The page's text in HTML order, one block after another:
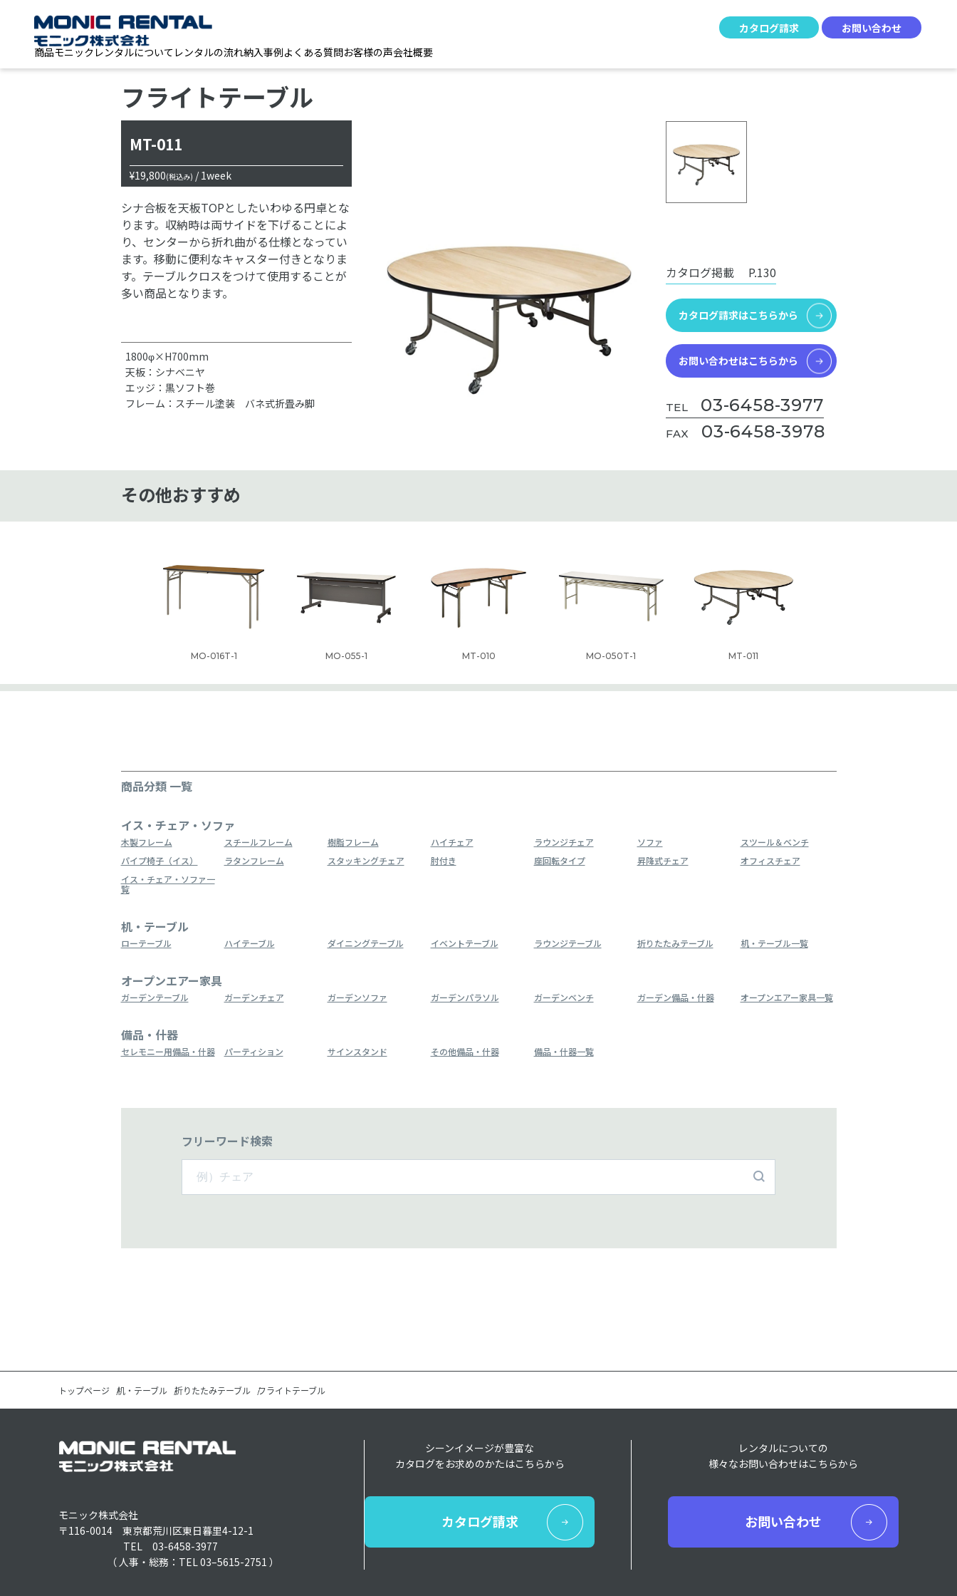
カタログ請求
お問い合わせ
商品モニックレンタルについて レンタルの流れ納入事例よくある質問お客様の声会社概要
フライトテーブル
MT-011
¥19,800(税込み) / 1week
シナ合板を天板TOPとしたいわゆる円卓とな
ります。収納時は両サイドを下げることによ
り、センターから折れ曲がる仕様となってい
ます。移動に便利なキャスター付きとなりま
す。テーブルクロスをつけて使用することが
多い商品となります。
1800φ×H700mm
天板：シナベニヤ
エッジ：黒ソフト巻
フレーム：スチール塗装 バネ式折畳み脚
カタログ掲載 P.130
カタログ請求はこちらから
お問い合わせはこちらから
TEL 03-6458-3977
FAX 03-6458-3978
その他おすすめ
MO-016T-1 MO-055-1 MT-010 MO-050T-1 MT-011
商品分類 一覧
イス・チェア・ソファ
木製フレーム スチールフレーム 樹脂フレーム ハイチェア ラウンジチェア ソファ
スツール＆ベンチ
パイプ椅子（イス）
ラタンフレーム スタッキングチェア 肘付き 座回転タイプ 昇降式チェア
オフィスチェア
イス・チェア・ソファ一
覧
机・テーブル
ローテーブル ハイテーブル ダイニングテーブル イベントテーブル ラウンジテーブル 折りたたみテーブル 机・テーブル一覧
オープンエアー家具
ガーデンテーブル ガーデンチェア ガーデンソファ ガーデンパラソル ガーデンベンチ ガーデン備品・什器 オープンエアー家具一覧
備品・什器
セレモニー用備品・什器 パーティション サインスタンド その他備品・什器 備品・什器一覧
フリーワード検索
トップページ 机・テーブル 折りたたみテーブル フライトテーブル
モニック株式会社
〒116-0014 東京都荒川区東日暮里4-12-1
TEL 03-6458-3977
（ 人事・総務：TEL 03–5615-2751 ）
シーンイメージが豊富な
カタログをお求めのかたはこちらから
カタログ請求
レンタルについての
様々なお問い合わせはこちらから
お問い合わせ